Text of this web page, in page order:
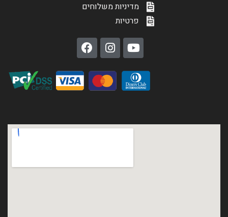
מדיניות משלוחים
פרטיות